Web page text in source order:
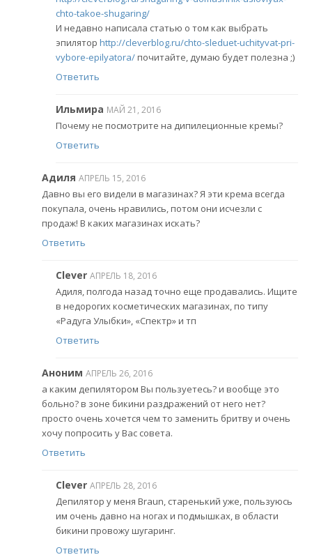
chto-takoe-shugaring/
И недавно написала статью о том как выбрать
эпилятор http://cleverblog.ru/chto-sleduet-uchityvat-pri-
vybore-epilyatora/почитайте, думаю будет полезна ;)
Ответить
Ильмира МАЙ 21, 2016
Почему не посмотрите на дипилеционные кремы?
Ответить
Адиля АПРЕЛЬ 15, 2016
Давно вы его видели в магазинах? Я эти крема всегда
покупала, очень нравились, потом они исчезли с
продаж! В каких магазинах искать?
Ответить
Clever АПРЕЛЬ 18, 2016
Адиля, полгода назад точно еще продавались. Ищите
в недорогих косметических магазинах, по типу
«Радуга Улыбки», «Спектр» и тп
Ответить
Аноним АПРЕЛЬ 26, 2016
а каким депилятором Вы пользуетесь? и вообще это
больно? в зоне бикини раздражений от него нет?
просто очень хочется чем то заменить бритву и очень
хочу попросить у Вас совета.
Ответить
Clever АПРЕЛЬ 28, 2016
Депилятор у меня Braun, старенький уже, пользуюсь
им очень давно на ногах и подмышках, в области
бикини провожу шугаринг.
Ответить